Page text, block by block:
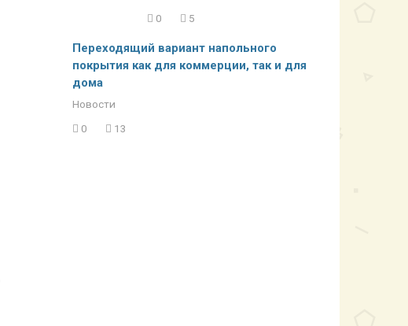
0
5
Переходящий вариант напольного
покрытия как для коммерции, так и для
дома
Новости
0
13